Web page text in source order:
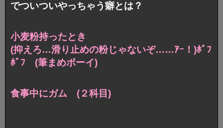
でついついやっちゃう癖とは？
小麦粉持ったとき
(抑えろ…滑り止めの粉じゃないぞ……ｱｰ！)ﾎﾞﾌ
ﾎﾞﾌ (筆まめボーイ)
食事中にガム (２科目)